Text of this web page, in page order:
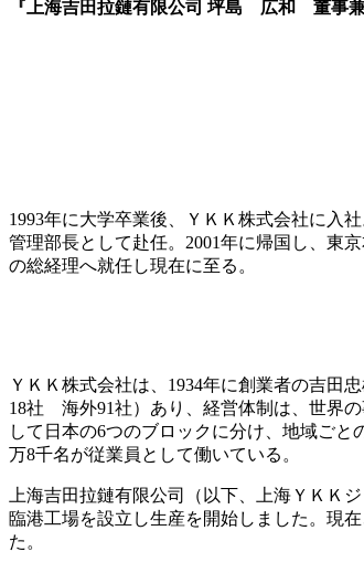
『上海吉田拉鏈有限公司 坪島 広和 董事
1993年に大学卒業後、ＹＫＫ株式会社に入
管理部長として赴任。2001年に帰国し、東
の総経理へ就任し現在に至る。
ＹＫＫ株式会社は、1934年に創業者の吉田
18社 海外91社）あり、経営体制は、世界
して日本の6つのブロックに分け、地域ご
万8千名が従業員として働いている。
上海吉田拉鏈有限公司（以下、上海ＹＫＫ
臨港工場を設立し生産を開始しました。現
た。